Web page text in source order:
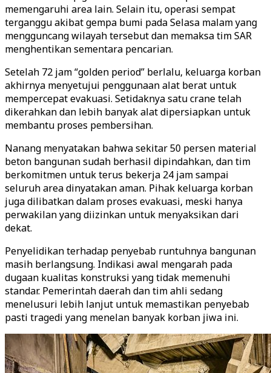
memengaruhi area lain. Selain itu, operasi sempat
terganggu akibat gempa bumi pada Selasa malam yang
mengguncang wilayah tersebut dan memaksa tim SAR
menghentikan sementara pencarian.
Setelah 72 jam “golden period” berlalu, keluarga korban
akhirnya menyetujui penggunaan alat berat untuk
mempercepat evakuasi. Setidaknya satu crane telah
dikerahkan dan lebih banyak alat dipersiapkan untuk
membantu proses pembersihan.
Nanang menyatakan bahwa sekitar 50 persen material
beton bangunan sudah berhasil dipindahkan, dan tim
berkomitmen untuk terus bekerja 24 jam sampai
seluruh area dinyatakan aman. Pihak keluarga korban
juga dilibatkan dalam proses evakuasi, meski hanya
perwakilan yang diizinkan untuk menyaksikan dari
dekat.
Penyelidikan terhadap penyebab runtuhnya bangunan
masih berlangsung. Indikasi awal mengarah pada
dugaan kualitas konstruksi yang tidak memenuhi
standar. Pemerintah daerah dan tim ahli sedang
menelusuri lebih lanjut untuk memastikan penyebab
pasti tragedi yang menelan banyak korban jiwa ini.